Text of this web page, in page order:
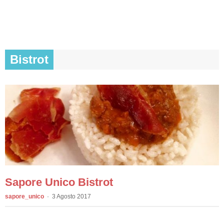
Bistrot
Sapore Unico Bistrot
sapore_unico 3 Agosto 2017